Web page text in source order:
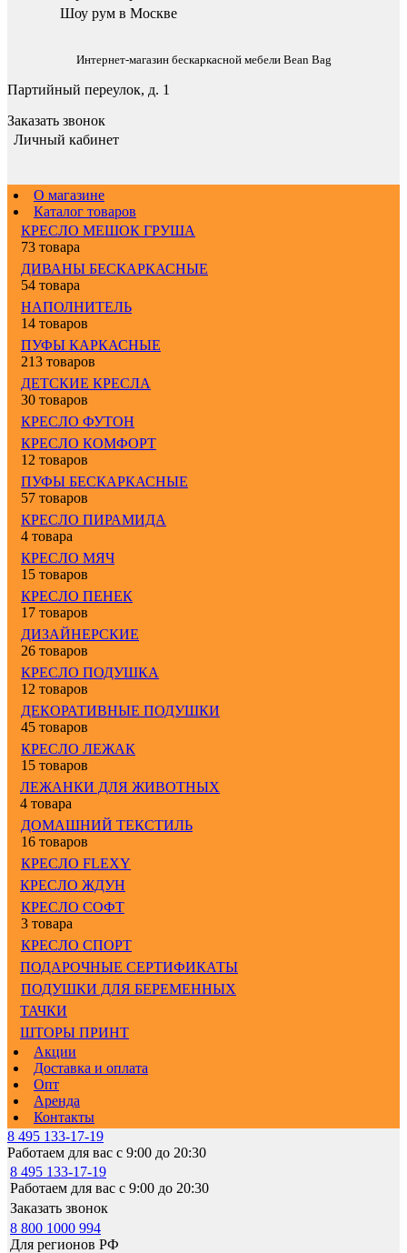
Шоу рум в Москве
Интернет-магазин бескаркасной мебели Bean Bag
Партийный переулок, д. 1
Заказать звонок
Личный кабинет
О магазине
Каталог товаров
КРЕСЛО МЕШОК ГРУША
73 товара
ДИВАНЫ БЕСКАРКАСНЫЕ
54 товара
НАПОЛНИТЕЛЬ
14 товаров
ПУФЫ КАРКАСНЫЕ
213 товаров
ДЕТСКИЕ КРЕСЛА
30 товаров
КРЕСЛО ФУТОН
КРЕСЛО КОМФОРТ
12 товаров
ПУФЫ БЕСКАРКАСНЫЕ
57 товаров
КРЕСЛО ПИРАМИДА
4 товара
КРЕСЛО МЯЧ
15 товаров
КРЕСЛО ПЕНЕК
17 товаров
ДИЗАЙНЕРСКИЕ
26 товаров
КРЕСЛО ПОДУШКА
12 товаров
ДЕКОРАТИВНЫЕ ПОДУШКИ
45 товаров
КРЕСЛО ЛЕЖАК
15 товаров
ЛЕЖАНКИ ДЛЯ ЖИВОТНЫХ
4 товара
ДОМАШНИЙ ТЕКСТИЛЬ
16 товаров
КРЕСЛО FLEXY
КРЕСЛО ЖДУН
КРЕСЛО СОФТ
3 товара
КРЕСЛО СПОРТ
ПОДАРОЧНЫЕ СЕРТИФИКАТЫ
ПОДУШКИ ДЛЯ БЕРЕМЕННЫХ
ТАЧКИ
ШТОРЫ ПРИНТ
Акции
Доставка и оплата
Опт
Аренда
Контакты
8 495 133-17-19
Работаем для вас с 9:00 до 20:30
8 495 133-17-19
Работаем для вас с 9:00 до 20:30
Заказать звонок
8 800 1000 994
Для регионов РФ